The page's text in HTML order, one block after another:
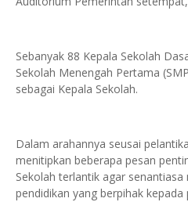
Sebanyak 88 Kepala Sekolah
Sekolah Menengah Pertama
sebagai Kepala Sekolah.
Dalam arahannya seusai
menitipkan beberapa pesan
Sekolah terlantik agar
pendidikan yang berpihak kepada